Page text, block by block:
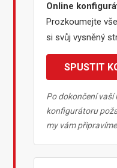
Online
Prozkoumejte
si svůj vysněný
SPUSTIT
Po dokončení vaší
konfigurátoru
my vám